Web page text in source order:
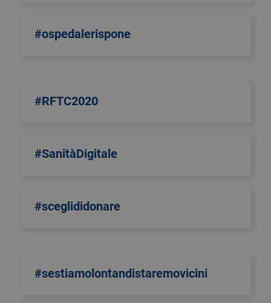
#ospedalerispone
#RFTC2020
#SanitàDigitale
#sceglididonare
#sestiamolontandistaremovicini